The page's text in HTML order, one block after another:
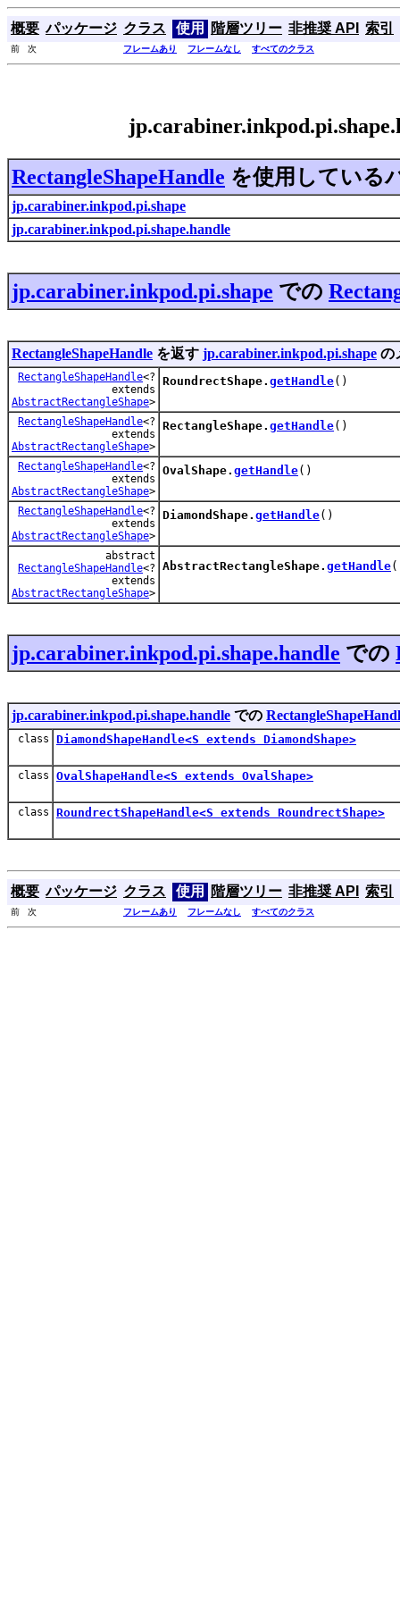
概要 パッケージ クラス 使用 階層ツリー 非推奨 API 索引
前 次 フレームあり フレームなし すべてのクラス
RectangleShapeHandle を使用している
jp.carabiner.inkpod.pi.shape
jp.carabiner.inkpod.pi.shape.handle
jp.carabiner.inkpod.pi.shape での
RectangleShapeHandle を返す jp.carabiner.inkpod.pi.shape の
RectangleShapeHandle<?
extends
AbstractRectangleShape>
RoundrectShape. getHandle()
RectangleShapeHandle<?
extends
AbstractRectangleShape>
RectangleShape. getHandle()
RectangleShapeHandle<?
extends
AbstractRectangleShape>
OvalShape. getHandle()
RectangleShapeHandle<?
extends
AbstractRectangleShape>
DiamondShape. getHandle()
abstract
RectangleShapeHandle<?
extends
AbstractRectangleShape>
AbstractRectangleShape. getHandle
jp.carabiner.inkpod.pi.shape.handle での
jp.carabiner.inkpod.pi.shape.handle での
class DiamondShapeHandle<S extends DiamondShape>
class OvalShapeHandle<S extends OvalShape>
class RoundrectShapeHandle<S extends RoundrectShape>
概要 パッケージ クラス 使用 階層ツリー 非推奨 API 索引
前 次 フレームあり フレームなし すべてのクラス